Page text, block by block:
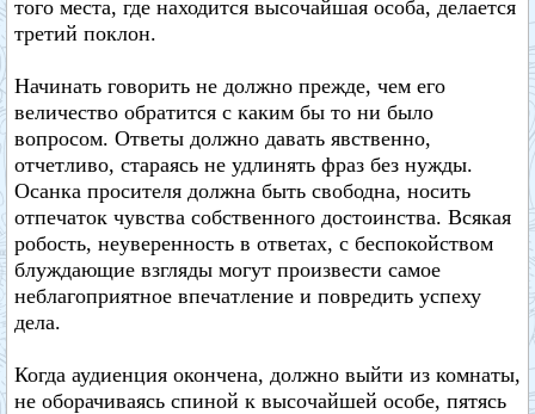
того места, где находится высочайшая особа, делается
третий поклон.
Начинать говорить не должно прежде, чем его
величество обратится с каким бы то ни было
вопросом. Ответы должно давать явственно,
отчетливо, стараясь не удлинять фраз без нужды.
Осанка просителя должна быть свободна, носить
отпечаток чувства собственного достоинства. Всякая
робость, неуверенность в ответах, с беспокойством
блуждающие взгляды могут произвести самое
неблагоприятное впечатление и повредить успеху
дела.
Когда аудиенция окончена, должно выйти из комнаты,
не оборачиваясь спиной к высочайшей особе, пятясь